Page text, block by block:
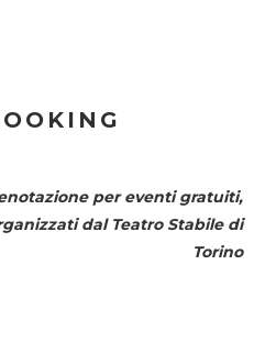
per eventi gratuiti,
dal Teatro Stabile di
Torino